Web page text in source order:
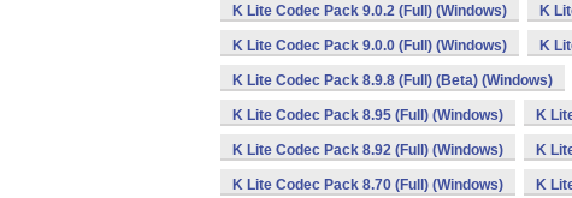
K Lite Codec Pack 9.0.2 (Full) (Windows) K
K Lite Codec Pack 9.0.0 (Full) (Windows) K
K Lite Codec Pack 8.9.8 (Full) (Beta) (Windows)
K Lite Codec Pack 8.95 (Full) (Windows) K
K Lite Codec Pack 8.92 (Full) (Windows) K
K Lite Codec Pack 8.70 (Full) (Windows) K